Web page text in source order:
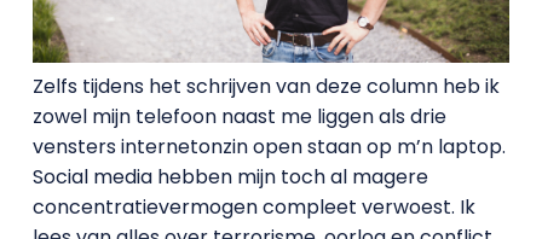
Zelfs tijdens het schrijven van deze column heb ik
zowel mijn telefoon naast me liggen als drie
vensters internetonzin open staan op m’n laptop.
Social media hebben mijn toch al magere
concentratievermogen compleet verwoest. Ik